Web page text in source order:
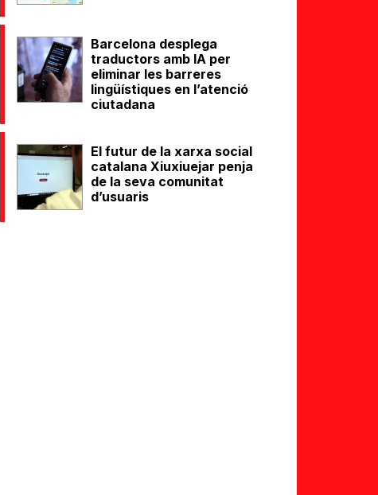
Barcelona desplega
traductors amb IA per
eliminar les barreres
lingüístiques en l’atenció
ciutadana
El futur de la xarxa social
catalana Xiuxiuejar penja
de la seva comunitat
d’usuaris